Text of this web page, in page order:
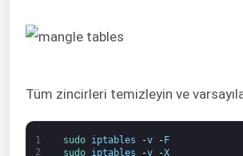
Tüm zincirleri temizleyin ve
1
2
sudo iptables -v -F
sudo iptables -v -X